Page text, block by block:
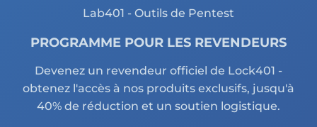
Lab401 - Outils de Pentest
PROGRAMME POUR LES REVENDEURS
Devenez un revendeur officiel de Lock401 -
obtenez l'accès à nos produits exclusifs, jusqu'à
40% de réduction et un soutien logistique.